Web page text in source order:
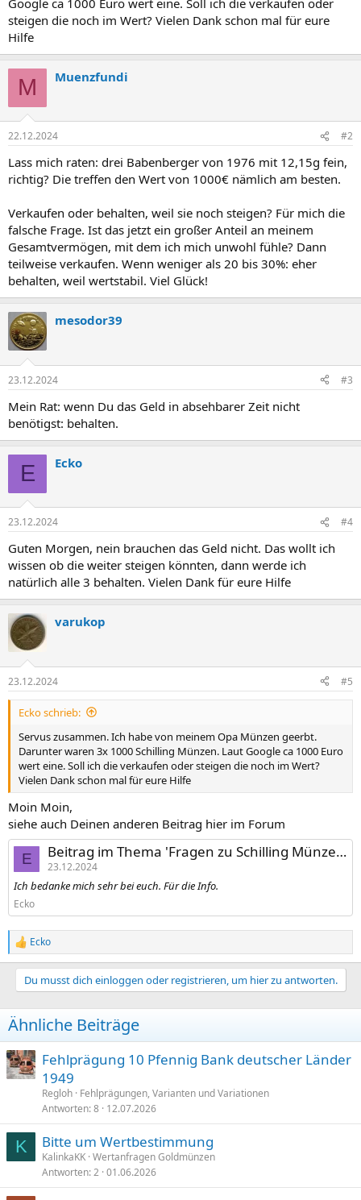
steigen die noch im Wert? Vielen Dank schon mal für eure
Hilfe
M Muenzfundi
22.12.2024 #2
Lass mich raten: drei Babenberger von 1976 mit 12,15g fein,
richtig? Die treffen den Wert von 1000€ nämlich am besten.
Verkaufen oder behalten, weil sie noch steigen? Für mich die
falsche Frage. Ist das jetzt ein großer Anteil an meinem
Gesamtvermögen, mit dem ich mich unwohl fühle? Dann
teilweise verkaufen. Wenn weniger als 20 bis 30%: eher
behalten, weil wertstabil. Viel Glück!
mesodor39
23.12.2024 #3
Mein Rat: wenn Du das Geld in absehbarer Zeit nicht
benötigst: behalten.
E Ecko
23.12.2024 #4
Guten Morgen, nein brauchen das Geld nicht. Das wollt ich
wissen ob die weiter steigen könnten, dann werde ich
natürlich alle 3 behalten. Vielen Dank für eure Hilfe
varukop
23.12.2024 #5
Ecko schrieb:
Servus zusammen. Ich habe von meinem Opa Münzen geerbt.
Darunter waren 3x 1000 Schilling Münzen. Laut Google ca 1000 Euro
wert eine. Soll ich die verkaufen oder steigen die noch im Wert?
Vielen Dank schon mal für eure Hilfe
Moin Moin,
siehe auch Deinen anderen Beitrag hier im Forum
E Beitrag im Thema 'Fragen zu Schilling Münzen.'
23.12.2024
Ich bedanke mich sehr bei euch. Für die Info.
Ecko
R
e
a
i
o
e
n
:
Ecko
Du musst dich einloggen oder registrieren, um hier zu antworten.
Ähnliche Beiträge
Fehlprägung 10 Pfennig Bank deutscher Länder
1949
Regloh Fehlprägungen, Varianten und Variationen
Antworten 8 12.07.2026
K Bitte um Wertbestimmung
KalinkaKK Wertanfragen Goldmünzen
Antworten 2 01.06.2026